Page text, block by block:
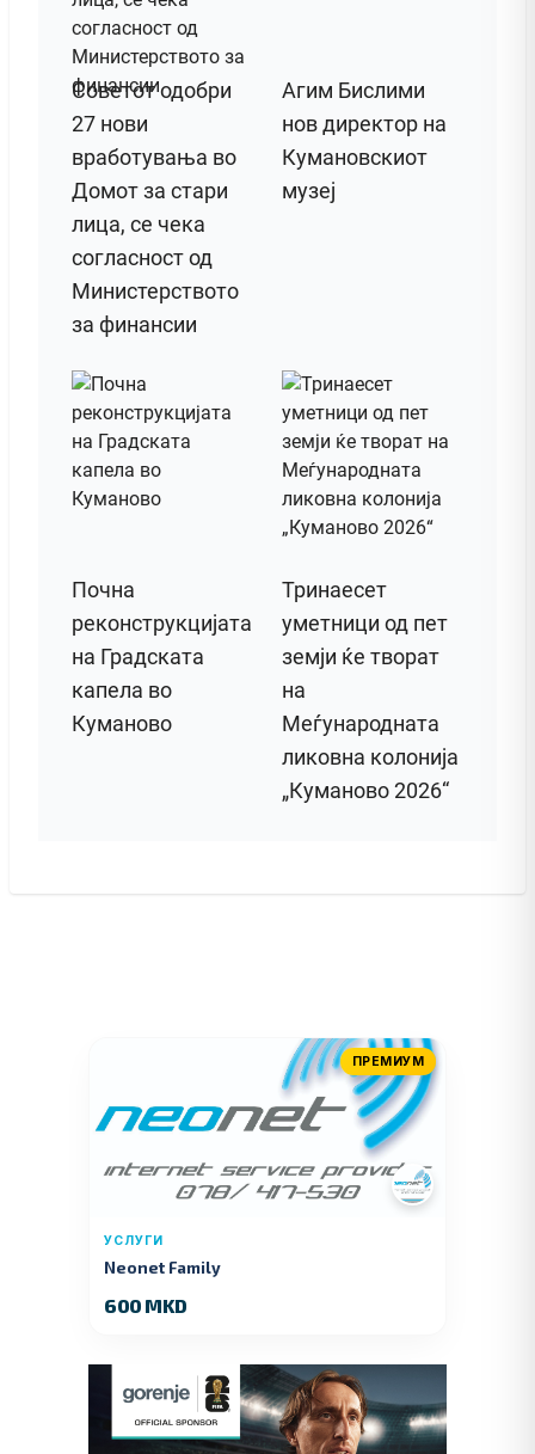
Советот одобри
27 нови
вработувања во
Домот за стари
лица, се чека
согласност од
Министерството
за финансии
Агим Бислими
нов директор на
Кумановскиот
музеј
Почна
реконструкцијата
на Градската
капела во
Куманово
Тринаесет
уметници од пет
земји ќе творат
на
Меѓународната
ликовна колонија
„Куманово 2026“
ПРЕМИУМ
УСЛУГИ
Neonet Family
600 MKD